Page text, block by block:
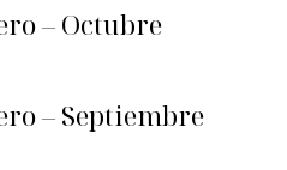
– Octubre
– Septiembre